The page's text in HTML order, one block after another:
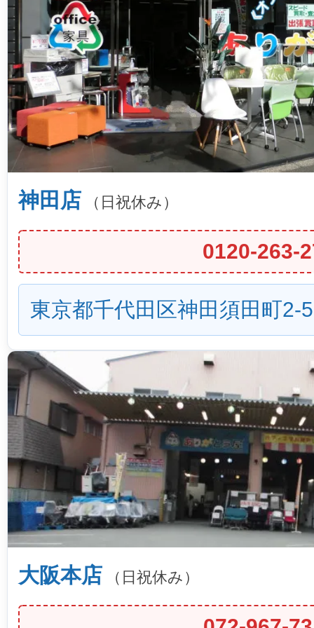
神田店 （日祝休み）
0120-263-
東京都千代田区神田須田町2-
大阪本店 （日祝休み）